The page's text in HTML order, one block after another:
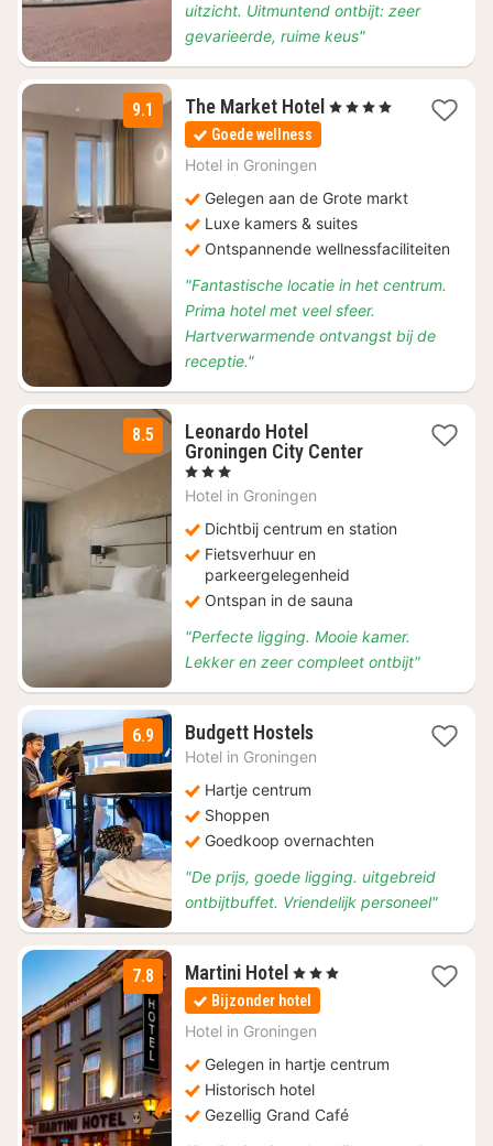
uitzicht. Uitmuntend ontbijt: zeer
gevarieerde, ruime keus"
9.1 The Market Hotel 1
, 4 Sterren
Goede wellness
Hotel in Groningen
Gelegen aan de Grote markt
Luxe kamers & suites
Ontspannende wellnessfaciliteiten
"Fantastische locatie in het centrum.
Prima hotel met veel sfeer.
Hartverwarmende ontvangst bij de
receptie."
8.5
Leonardo Hotel
Groningen City Center1
87,30
, 3 Sterren
Hotel in Groningen
Dichtbij centrum en station
Fietsverhuur en
parkeergelegenheid
Ontspan in de sauna
"Perfecte ligging. Mooie kamer.
Lekker en zeer compleet ontbijt"
6.9 Budgett Hostels1
nacht
Hotel in Groningen
Hartje centrum
Shoppen
Goedkoop overnachten
"De prijs, goede ligging. uitgebreid
ontbijtbuffet. Vriendelijk personeel"
7.8 Martini Hotel 1
nacht
vanaf
€
, 3 Sterren
Bijzonder hotel
Hotel in Groningen
Gelegen in hartje centrum
Historisch hotel
Gezellig Grand Café